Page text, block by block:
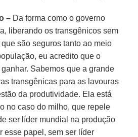
– Da forma como o governo
liberando os transgênicos sem
são seguros tanto ao meio
eu acredito que o
Sabemos que a grande
transgênicas para as lavouras
da produtividade. Ela está
no caso do milho, que repele
ser líder mundial na produção
esse papel, sem ser líder